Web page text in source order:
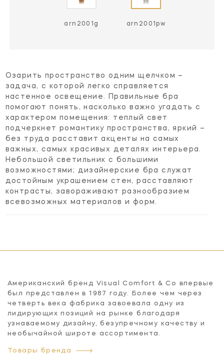
arn2001g arn2001pw
Озарить пространство одним щелчком –
задача, с которой легко справляется
настенное освещение. Правильные бра
помогают понять, насколько важно угадать с
характером помещения: теплый свет
подчеркнет романтику пространства, яркий –
без труда расставит акценты на самых
важных, самых красивых деталях интерьера.
Небольшой светильник с большими
возможностями; дизайнерские бра служат
достойным украшением стен, расставляют
контрасты, завораживают разнообразием
всевозможных материалов и форм.
Американский бренд Visual Comfort & Co впервые
был представлен в 1987 году. Более чем через
четверть века фабрика завоевала одну из
лидирующих позиций на рынке благодаря
узнаваемому дизайну, безупречному качеству и
необычайной широте ассортимента.
Товары бренда